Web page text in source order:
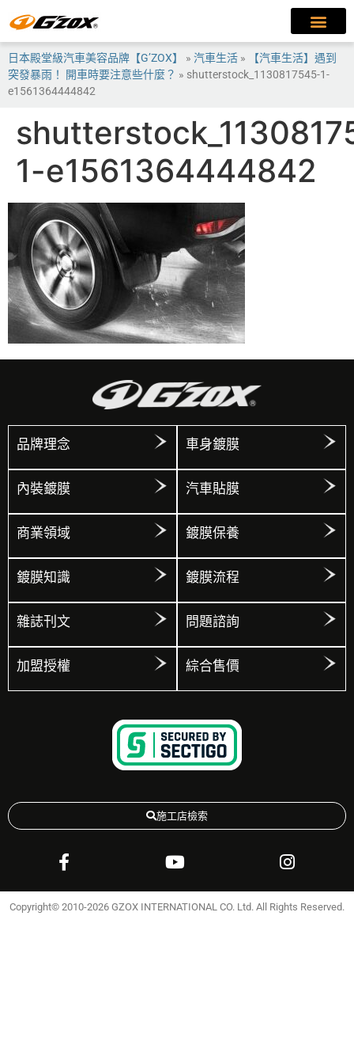
日本殿堂級汽車美容品牌【G’ZOX】 » 汽車生活 »
【汽車生活】遇到
突發暴雨！ 開車時要注意些什麼？ » shutterstock_1130817545-1-
e1561364444842
1-e1561364444842
品牌理念 車身鍍膜
內裝鍍膜 汽車貼膜
商業領域 鍍膜保養
鍍膜知識 鍍膜流程
雜誌刊文 問題諮詢
加盟授權 綜合售價
施工店檢索
Copyright© 2010-2026 GZOX INTERNATIONAL CO. Ltd. All Rights Reserved.